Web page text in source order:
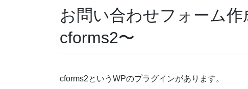
お問い合わせフォーム
cforms2〜
cforms2というWPのプラグインがあります。